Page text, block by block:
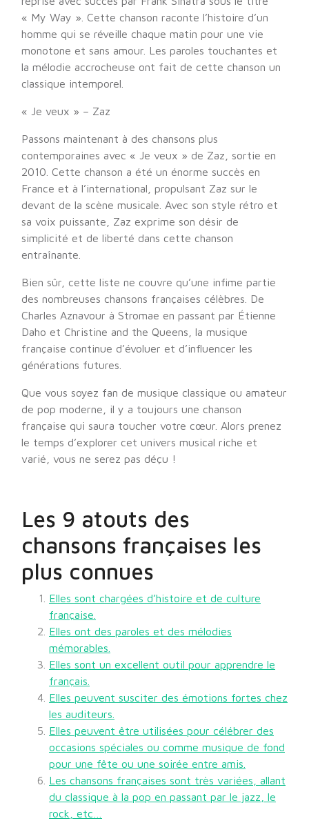
« My Way ». Cette chanson raconte l’histoire d’un
homme qui se réveille chaque matin pour une vie
monotone et sans amour. Les paroles touchantes et
la mélodie accrocheuse ont fait de cette chanson un
classique intemporel.
« Je veux » – Zaz
Passons maintenant à des chansons plus
contemporaines avec « Je veux » de Zaz, sortie en
2010. Cette chanson a été un énorme succès en
France et à l’international, propulsant Zaz sur le
devant de la scène musicale. Avec son style rétro et
sa voix puissante, Zaz exprime son désir de
simplicité et de liberté dans cette chanson
entraînante.
Bien sûr, cette liste ne couvre qu’une infime partie
des nombreuses chansons françaises célèbres. De
Charles Aznavour à Stromae en passant par Étienne
Daho et Christine and the Queens, la musique
française continue d’évoluer et d’influencer les
générations futures.
Que vous soyez fan de musique classique ou amateur
de pop moderne, il y a toujours une chanson
française qui saura toucher votre cœur. Alors prenez
le temps d’explorer cet univers musical riche et
varié, vous ne serez pas déçu !
Les 9 atouts des
chansons françaises les
plus connues
Elles sont chargées d’histoire et de culture
française.
Elles ont des paroles et des mélodies
mémorables.
Elles sont un excellent outil pour apprendre le
français.
Elles peuvent susciter des émotions fortes chez
les auditeurs.
Elles peuvent être utilisées pour célébrer des
occasions spéciales ou comme musique de fond
pour une fête ou une soirée entre amis.
Les chansons françaises sont très variées, allant
du classique à la pop en passant par le jazz, le
rock, etc…